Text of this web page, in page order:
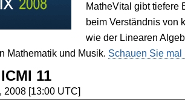
MatheVital gibt tiefere
beim Verständnis von
wie der Linearen
Mathematik und Musik. Schauen Sie mal
11
2008 [13:00 UTC]